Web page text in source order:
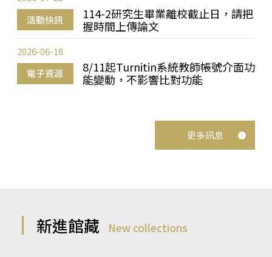
活動快訊
114-2研究生畢業離校截止日，請把
握時間上傳論文
電子資源
8/11起Turnitin系統教師帳號介面功
能變動，不影響比對功能
2026-06-18
更多訊息
新進館藏 New collections